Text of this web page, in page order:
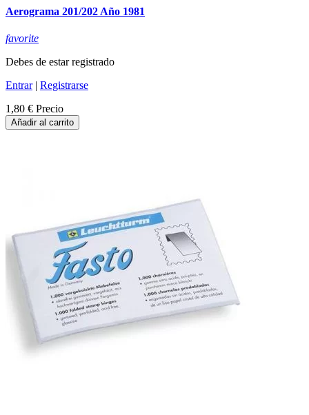
Aerograma 201/202 Año 1981
favorite
Debes de estar registrado
Entrar| Registrarse
1,80 € Precio
Añadir al carrito